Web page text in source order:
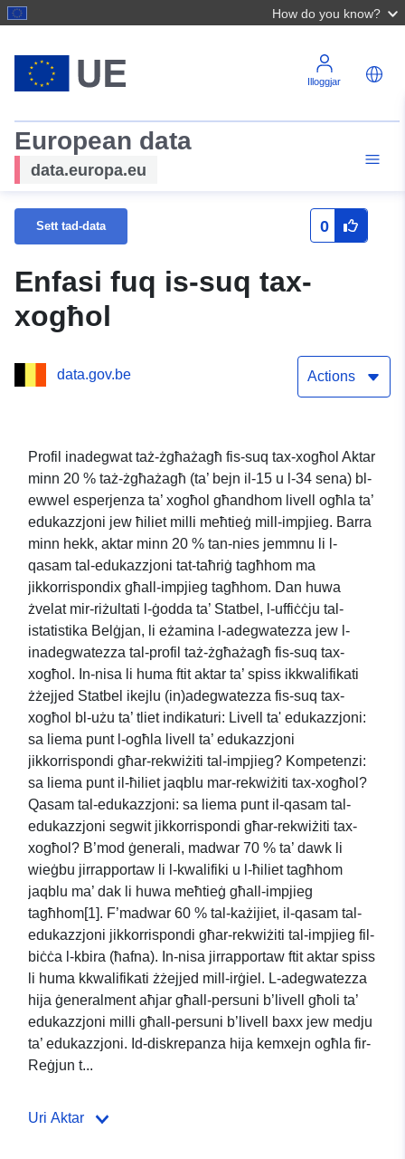
How do you know?
Illoggjar
European data
data.europa.eu
Sett tad-data 0
Enfasi fuq is-suq tax-
xogħol
data.gov.be Actions
Profil inadegwat taż-żgħażagħ fis-suq tax-xogħol Aktar
minn 20 % taż-żgħażagħ (ta’ bejn il-15 u l-34 sena) bl-
ewwel esperjenza ta’ xogħol għandhom livell ogħla ta’
edukazzjoni jew ħiliet milli meħtieġ mill-impjieg. Barra
minn hekk, aktar minn 20 % tan-nies jemmnu li l-
qasam tal-edukazzjoni tat-taħriġ tagħhom ma
jikkorrispondix għall-impjieg tagħhom. Dan huwa
żvelat mir-riżultati l-ġodda ta’ Statbel, l-uffiċċju tal-
istatistika Belġjan, li eżamina l-adegwatezza jew l-
inadegwatezza tal-profil taż-żgħażagħ fis-suq tax-
xogħol. In-nisa li huma ftit aktar ta’ spiss ikkwalifikati
żżejjed Statbel ikejlu (in)adegwatezza fis-suq tax-
xogħol bl-użu ta’ tliet indikaturi: Livell ta' edukazzjoni:
sa liema punt l-ogħla livell ta’ edukazzjoni
jikkorrispondi għar-rekwiżiti tal-impjieg? Kompetenzi:
sa liema punt il-ħiliet jaqblu mar-rekwiżiti tax-xogħol?
Qasam tal-edukazzjoni: sa liema punt il-qasam tal-
edukazzjoni segwit jikkorrispondi għar-rekwiżiti tax-
xogħol? B’mod ġenerali, madwar 70 % ta’ dawk li
wieġbu jirrapportaw li l-kwalifiki u l-ħiliet tagħhom
jaqblu ma’ dak li huwa meħtieġ għall-impjieg
tagħhom[1]. F’madwar 60 % tal-każijiet, il-qasam tal-
edukazzjoni jikkorrispondi għar-rekwiżiti tal-impjieg fil-
biċċa l-kbira (ħafna). In-nisa jirrapportaw ftit aktar spiss
li huma kkwalifikati żżejjed mill-irġiel. L-adegwatezza
hija ġeneralment aħjar għall-persuni b’livell għoli ta’
edukazzjoni milli għall-persuni b’livell baxx jew medju
ta’ edukazzjoni. Id-diskrepanza hija kemxejn ogħla fir-
Reġjun t...
Uri Aktar